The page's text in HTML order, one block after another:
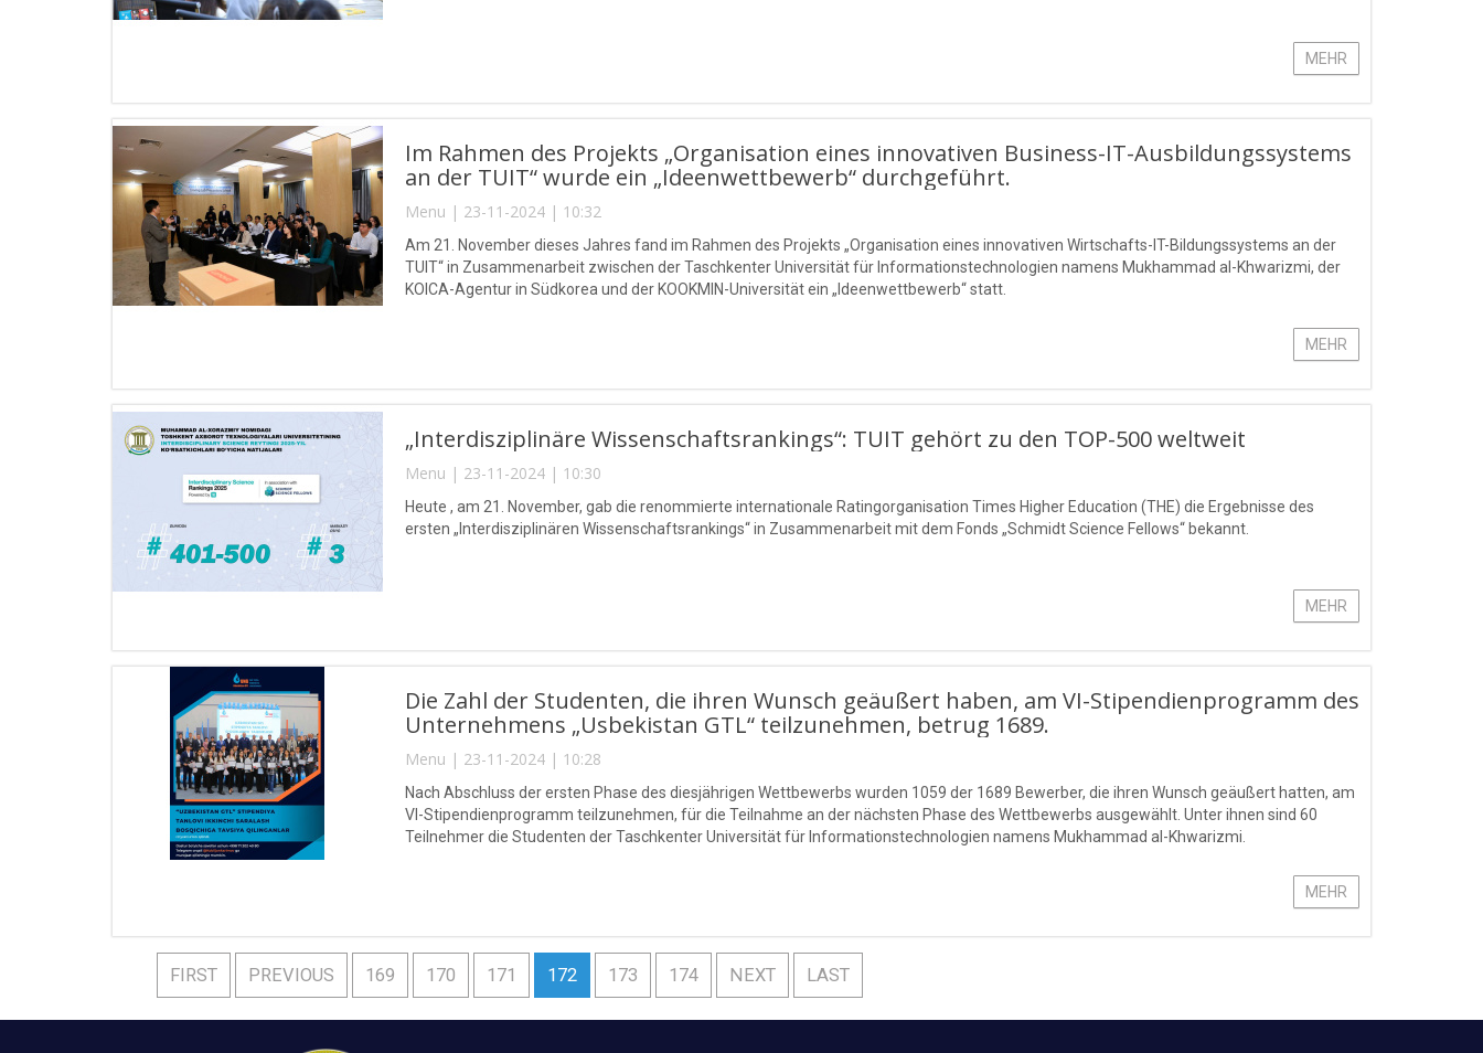
MEHR
Im Rahmen des Projekts „Organisation eines innovativen Business-IT-Ausbildungssystems
an der TUIT“ wurde ein „Ideenwettbewerb“ durchgeführt.
Menu | 23-11-2024 | 10:32
Am 21. November dieses Jahres fand im Rahmen des Projekts „Organisation eines innovativen Wirtschafts-IT-Bildungssystems an der
TUIT“ in Zusammenarbeit zwischen der Taschkenter Universität für Informationstechnologien namens Mukhammad al-Khwarizmi, der
KOICA-Agentur in Südkorea und der KOOKMIN-Universität ein „Ideenwettbewerb“ statt.
MEHR
„Interdisziplinäre Wissenschaftsrankings“: TUIT gehört zu den TOP-500 weltweit
Menu | 23-11-2024 | 10:30
Heute , am 21. November, gab die renommierte internationale Ratingorganisation Times Higher Education (THE) die Ergebnisse des
ersten „Interdisziplinären Wissenschaftsrankings“ in Zusammenarbeit mit dem Fonds „Schmidt Science Fellows“ bekannt.
MEHR
Die Zahl der Studenten, die ihren Wunsch geäußert haben, am VI-Stipendienprogramm des
Unternehmens „Usbekistan GTL“ teilzunehmen, betrug 1689.
Menu | 23-11-2024 | 10:28
Nach Abschluss der ersten Phase des diesjährigen Wettbewerbs wurden 1059 der 1689 Bewerber, die ihren Wunsch geäußert hatten, am
VI-Stipendienprogramm teilzunehmen, für die Teilnahme an der nächsten Phase des Wettbewerbs ausgewählt. Unter ihnen sind 60
Teilnehmer die Studenten der Taschkenter Universität für Informationstechnologien namens Mukhammad al-Khwarizmi.
MEHR
FIRST PREVIOUS 169 170 171 172 173 174 NEXT LAST